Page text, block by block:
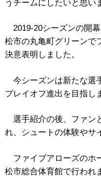
うチームにしたいと思い
2019-20シーズンの開
松市の丸亀町グリーンで
決意表明しました。
今シーズンは新たな選
プレイオフ進出を目指し
選手紹介の後、ファン
れ、シュートの体験やサ
ファイブアローズのホ
松市総合体育館で行われ